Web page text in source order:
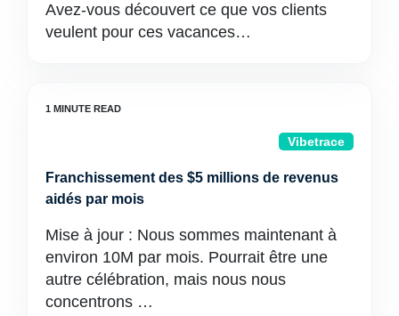
Avez-vous découvert ce que vos clients
veulent pour ces vacances…
Vibetrace
Franchissement des $5 millions de revenus
aidés par mois
Mise à jour : Nous sommes maintenant à
environ 10M par mois. Pourrait être une
autre célébration, mais nous nous
concentrons …